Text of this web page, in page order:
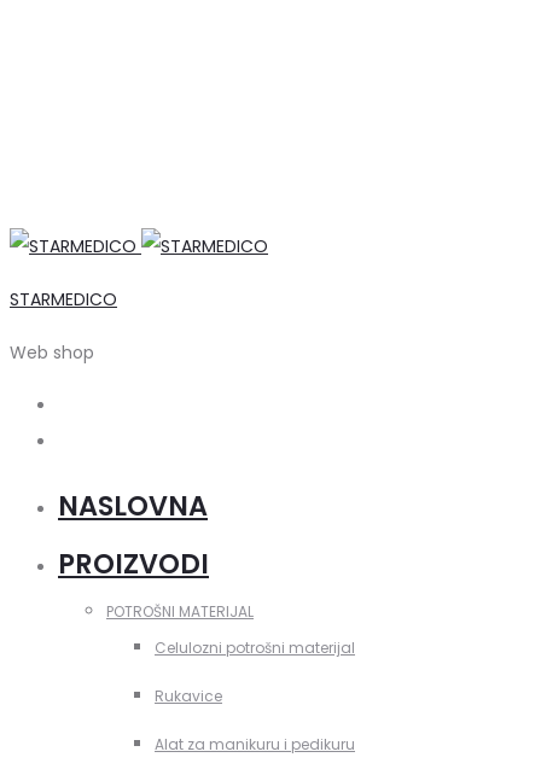
STARMEDICO
Web shop
NASLOVNA
PROIZVODI
POTROŠNI MATERIJAL
Celulozni potrošni materijal
Rukavice
Alat za manikuru i pedikuru